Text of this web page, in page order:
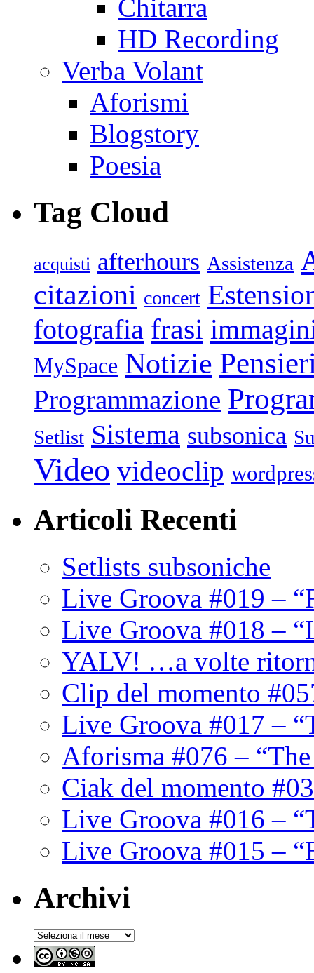
Chitarra
HD Recording
Verba Volant
Aforismi
Blogstory
Poesia
Tag Cloud
acquisti afterhours Assistenza
citazioni concert
fotografia frasi
MySpace Notizie
Programmazione
Setlist Sistema subsonica
Video videoclip
Articoli Recenti
Setlists subsoniche
Live Groova #019 –
Live Groova #018 –
YALV! …a volte
Clip del momento
Live Groova #017 –
Aforisma #076 –
Ciak del momento
Live Groova #016 –
Live Groova #015 –
Archivi
Archivi